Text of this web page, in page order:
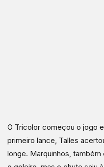
O Tricolor começou o jogo
primeiro lance, Talles
longe. Marquinhos,